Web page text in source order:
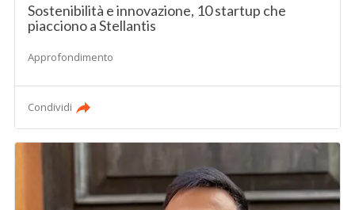
Sostenibilità e innovazione, 10 startup che
piacciono a Stellantis
Approfondimento
Condividi